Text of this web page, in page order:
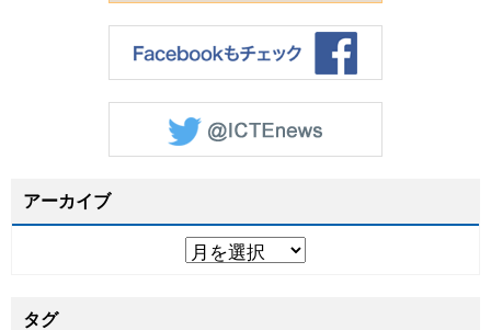
アーカイブ
タグ